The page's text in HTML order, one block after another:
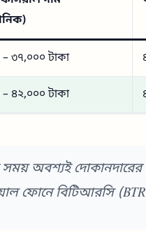
৩৭,০০০ টাকা
৪২,০০০ টাকা
অবশ্যই দোকানদারের
ফোনে বিটিআরসি